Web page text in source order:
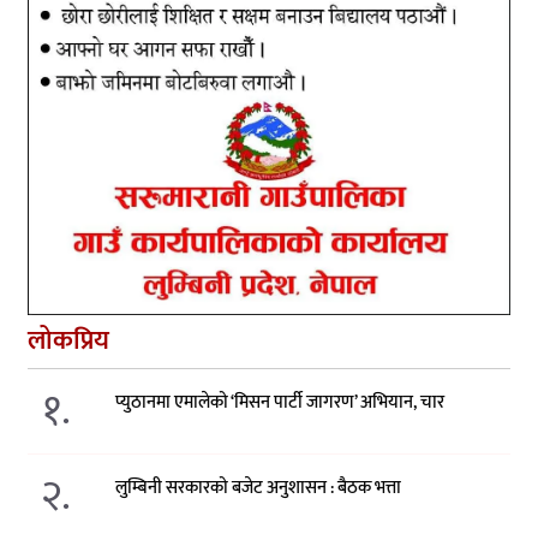
लोकप्रिय
१. प्युठानमा एमालेको ‘मिसन पार्टी जागरण’ अभियान, चार
२. लुम्बिनी सरकारको बजेट अनुशासन : बैठक भत्ता